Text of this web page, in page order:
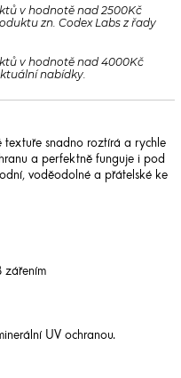
v hodnotě nad 2500Kč
zn. Codex Labs z řady
v hodnotě nad 4000Kč
nabídky.
textuře snadno roztírá a rychle
a perfektně funguje i pod
voděodolné a přátelské ke
zářením
UV ochranou.